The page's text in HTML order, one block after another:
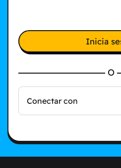
Inicia
O
Conectar con